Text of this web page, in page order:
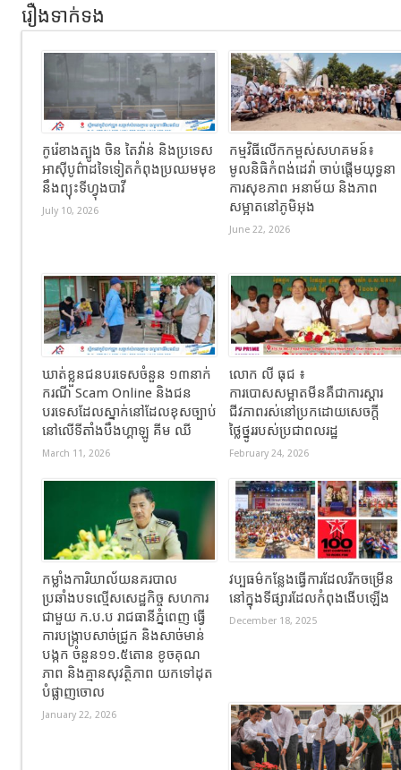
រឿងទាក់ទង
កូរ៉េខាងត្បូង ចិន តៃវ៉ាន់ និងប្រទេស
អាស៊ីបូព៌ាដទៃទៀតកំពុងប្រឈមមុខ
នឹងព្យុះទីហ្វុងបាវី
July 10, 2026
កម្មវិធីលើកកម្ពស់សហគមន៍៖
មូលនិធិកំពង់ដេវ៉ា ចាប់ផ្តើមយុទ្ធនា
ការសុខភាព អនាម័យ និងភាព
សម្អាតនៅភូមិអុង
June 22, 2026
ឃាត់ខ្លួនជនបរទេសចំនួន ១៣នាក់
ករណី Scam Online និងជន
បរទេសដែលស្នាក់នៅដែលខុសច្បាប់
នៅលើទីតាំងបឹងហ្គាឡូ គីម ឈី
March 11, 2026
លោក លី ធុជ ៖
ការបោសសម្អាតមីនគឺជាការស្តារ
ជីវភាពរស់នៅប្រកដោយសេចក្តី
ថ្លៃថ្នូររបស់ប្រជាពលរដ្ឋ
February 24, 2026
កម្លាំងការិយាល័យនគរបាល
ប្រឆាំងបទល្មើសសេដ្ឋកិច្ច សហការ
ជាមួយ ក.ប.ប រាជធានីភ្នំពេញ ធ្វើ
ការបង្ក្រាបសាច់ជ្រូក និងសាច់មាន់
បង្កក ចំនួន១១.៥តោន ខូចគុណ
ភាព និងគ្មានសុវត្ថិភាព យកទៅដុត
បំផ្លាញចោល
January 22, 2026
វប្បធម៌កន្លែងធ្វើការដែលរីកចម្រើន
នៅក្នុងទីផ្សារដែលកំពុងងើបឡើង
December 18, 2025